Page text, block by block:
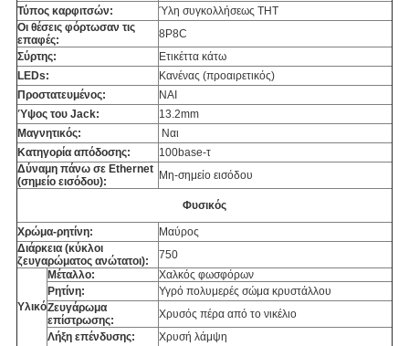
Τύπος καρφιτσών:
Ύλη συγκολλήσεως THT
Οι θέσεις φόρτωσαν τις
επαφές:
8P8C
Σύρτης:
Ετικέττα κάτω
LEDs:
Κανένας (προαιρετικός)
Προστατευμένος:
ΝΑΙ
Ύψος του Jack:
13.2mm
Μαγνητικός:
Ναι
Κατηγορία απόδοσης:
100base-τ
Δύναμη πάνω σε Ethernet
(σημείο εισόδου):
Μη-σημείο εισόδου
Φυσικός
Χρώμα-ρητίνη:
Μαύρος
Διάρκεια (κύκλοι
ζευγαρώματος ανώτατοι):
750
Υλικό
Μέταλλο:
Χαλκός φωσφόρων
Ρητίνη:
Υγρό πολυμερές σώμα κρυστάλλου
Ζευγάρωμα
επίστρωσης:
Χρυσός πέρα από το νικέλιο
Λήξη επένδυσης:
Χρυσή λάμψη